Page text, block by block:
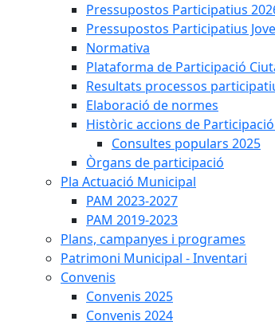
Pressupostos Participatius
Pressupostos Participatius
Normativa
Plataforma de Participació
Resultats processos
Elaboració de normes
Històric accions de
Consultes populars 2025
Òrgans de participació
Pla Actuació Municipal
PAM 2023-2027
PAM 2019-2023
Plans, campanyes i programes
Patrimoni Municipal - Inventari
Convenis
Convenis 2025
Convenis 2024